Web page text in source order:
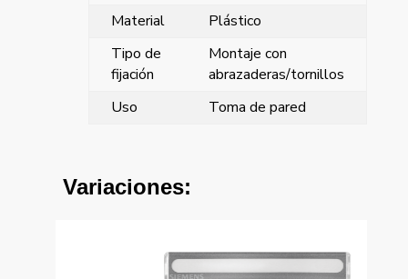
Material
Plástico
Tipo de
fijación
Montaje con
abrazaderas/tornillos
Uso
Toma de pared
Variaciones: